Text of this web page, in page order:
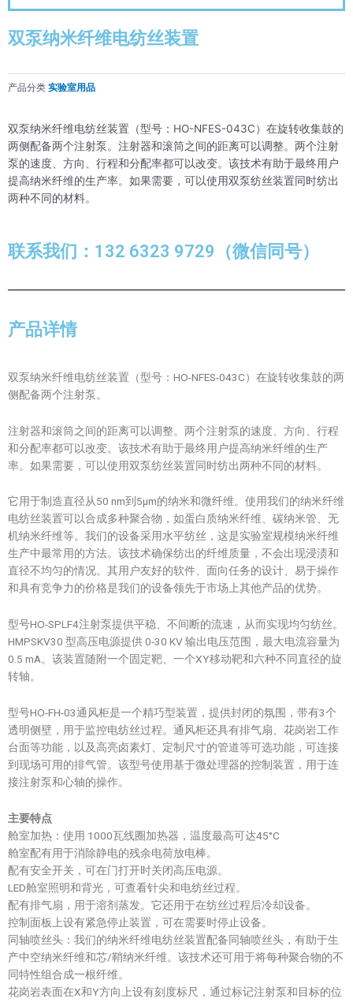
双泵纳米纤维电纺丝装置
产品分类 实验室用品
双泵纳米纤维电纺丝装置（型号：HO-NFES-043C）在旋转收集鼓的
两侧配备两个注射泵。注射器和滚筒之间的距离可以调整。两个注射
泵的速度、方向、行程和分配率都可以改变。该技术有助于最终用户
提高纳米纤维的生产率。如果需要，可以使用双泵纺丝装置同时纺出
两种不同的材料。
联系我们：132 6323 9729（微信同号）
产品详情
双泵纳米纤维电纺丝装置（型号：HO-NFES-043C）在旋转收集鼓的两
侧配备两个注射泵。
注射器和滚筒之间的距离可以调整。两个注射泵的速度、方向、行程
和分配率都可以改变。该技术有助于最终用户提高纳米纤维的生产
率。如果需要，可以使用双泵纺丝装置同时纺出两种不同的材料。
它用于制造直径从50 nm到5µm的纳米和微纤维。使用我们的纳米纤维
电纺丝装置可以合成多种聚合物，如蛋白质纳米纤维、碳纳米管、无
机纳米纤维等。我们的设备采用水平纺丝，这是实验室规模纳米纤维
生产中最常用的方法。该技术确保纺出的纤维质量，不会出现浸渍和
直径不均匀的情况。其用户友好的软件、面向任务的设计、易于操作
和具有竞争力的价格是我们的设备领先于市场上其他产品的优势。
型号HO-SPLF4注射泵提供平稳、不间断的流速，从而实现均匀纺丝。
HMPSKV30 型高压电源提供 0-30 KV 输出电压范围，最大电流容量为
0.5 mA。该装置随附一个固定靶、一个XY移动靶和六种不同直径的旋
转轴。
型号HO-FH-03通风柜是一个精巧型装置，提供封闭的氛围，带有3个
透明侧壁，用于监控电纺丝过程。通风柜还具有排气扇、花岗岩工作
台面等功能，以及高亮卤素灯、定制尺寸的管道等可选功能，可连接
到现场可用的排气管。该型号使用基于微处理器的控制装置，用于连
接注射泵和心轴的操作。
主要特点
舱室加热：使用 1000瓦线圈加热器，温度最高可达45°C
舱室配有用于消除静电的残余电荷放电棒。
配有安全开关，可在门打开时关闭高压电源。
LED舱室照明和背光，可查看针尖和电纺丝过程。
配有排气扇，用于溶剂蒸发。它还用于在纺丝过程后冷却设备。
控制面板上设有紧急停止装置，可在需要时停止设备。
同轴喷丝头：我们的纳米纤维电纺丝装置配备同轴喷丝头，有助于生
产中空纳米纤维和芯/鞘纳米纤维。该技术还可用于将每种聚合物的不
同特性组合成一根纤维。
花岗岩表面在X和Y方向上设有刻度标尺，通过标记注射泵和目标的位